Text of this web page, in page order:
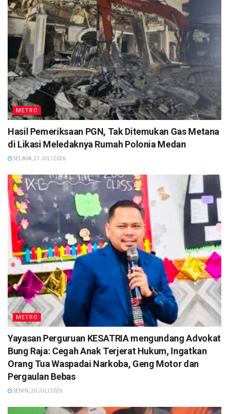
METRO
Hasil Pemeriksaan PGN, Tak Ditemukan Gas Metana
di Likasi Meledaknya Rumah Polonia Medan
SELASA, 21 JULI 2026
METRO
Yayasan Perguruan KESATRIA mengundang Advokat
Bung Raja: Cegah Anak Terjerat Hukum, Ingatkan
Orang Tua Waspadai Narkoba, Geng Motor dan
Pergaulan Bebas
SENIN, 20 JULI 2026